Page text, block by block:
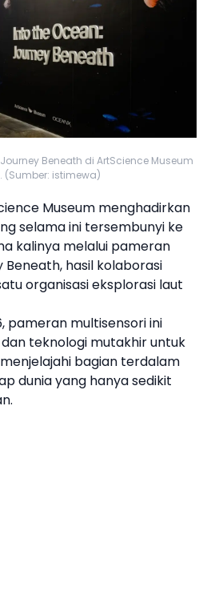
Beneath di ArtScience Museum
(Sumber: istimewa)
Museum menghadirkan
selama ini tersembunyi ke
kalinya melalui pameran
hasil kolaborasi
organisasi eksplorasi laut
pameran multisensori ini
teknologi mutakhir untuk
bagian terdalam
dunia yang hanya sedikit